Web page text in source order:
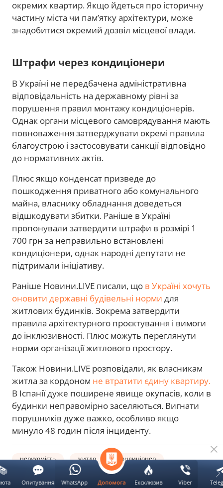
окремих квартир. Якщо йдеться про історичну
частину міста чи пам’ятку архітектури, може
знадобитися окремий дозвіл місцевої влади.
Штрафи через кондиціонери
В Україні не передбачена адміністративна
відповідальність на державному рівні за
порушення правил монтажу кондиціонерів.
Однак органи місцевого самоврядування мають
повноваження затверджувати окремі правила
благоустрою і застосовувати санкції відповідно
до нормативних актів.
Плюс якщо конденсат призведе до
пошкодження приватного або комунального
майна, власнику обладнання доведеться
відшкодувати збитки. Раніше в Україні
пропонували затвердити штрафи в розмірі 1
700 грн за неправильно встановлені
кондиціонери, однак народні депутати не
підтримали ініціативу.
Раніше Новини.LIVE писали, що в Україні хочуть
оновити державні будівельні норми для
житлових будинків. Зокрема затвердити
правила архітектурного проєктування і вимоги
до інклюзивності. Плюс можуть переглянути
норми організації житлового простору.
Також Новини.LIVE розповідали, як власникам
житла за кордоном не втратити єдину квартиру.
В Іспанії дуже поширене явище окупасів, коли в
будинки неправомірно заселяються. Вигнати
порушників дуже важко, особливо якщо
минуло 48 годин після інциденту.
нерухомість житло кондиціонер
Допомога Ексклюзив Viber
Опитування WhatsApp